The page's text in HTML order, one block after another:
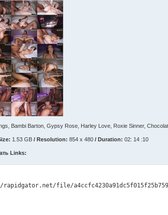
Bambi Barton, Gypsy Rose, Harley Love, Roxie Sinner,
1.53 GB / Resolution:854 x 480 / Duration:02: 14 :10
Links: